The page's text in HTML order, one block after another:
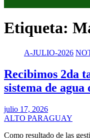
Etiqueta:
A-JULIO-2026
Recibimos 2da
sistema de
julio 17, 2026
ALTO PARAGUAY
Como resultado de las